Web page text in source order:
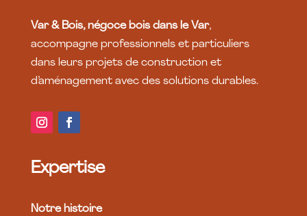
Var & Bois, négoce bois dans le Var,
accompagne professionnels et particuliers
dans leurs projets de construction et
d’aménagement avec des solutions durables.
Expertise
Notre histoire